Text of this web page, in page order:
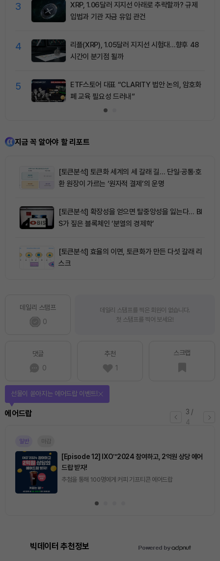
3
XRP, 1.06달러 지지선 아래로 추락할까? 규제
입법과 기관 자금 유입 관건
4
리플(XRP), 1.05달러 지지선 시험대…향후 48
시간이 분기점 될까
5
ETF스토어 대표 “CLARITY 법안 논의, 암호화
폐 교육 필요성 드러내”
지금 꼭 알아야 할 리포트
[토큰분석] 토큰화 세계의 세 갈래 길… 단일·공통·호
환 원장이 가르는 ‘원자적 결제’의 운명
[토큰분석] 확장성을 얻으면 탈중앙성을 잃는다… BI
S가 짚은 블록체인 ‘분열의 경제학’
[토큰분석] 효율의 이면, 토큰화가 만든 다섯 갈래 리
스크
데일리 스탬프
0
데일리 스탬프를 찍은 회원이 없습니다.
첫 스탬프를 찍어 보세요!
댓글
0
추천
1
스크랩
3 /
4
에어드랍
선물이 쏟아지는 에어드랍 이벤트!
일반 마감
[Episode 12] IXO™2024 참여하고, 2억원 상당 에어
드랍 받자!
추첨을 통해 100명에게 커피 기프티콘 에어드랍
빅데이터 추천정보